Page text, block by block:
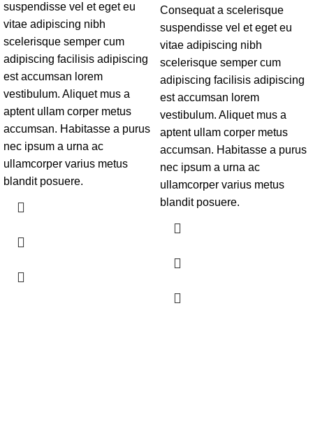
suspendisse vel et eget eu
vitae adipiscing nibh
scelerisque semper cum
adipiscing facilisis adipiscing
est accumsan lorem
vestibulum. Aliquet mus a
aptent ullam corper metus
accumsan. Habitasse a purus
nec ipsum a urna ac
ullamcorper varius metus
blandit posuere.
Consequat a scelerisque
suspendisse vel et eget eu
vitae adipiscing nibh
scelerisque semper cum
adipiscing facilisis adipiscing
est accumsan lorem
vestibulum. Aliquet mus a
aptent ullam corper metus
accumsan. Habitasse a purus
nec ipsum a urna ac
ullamcorper varius metus
blandit posuere.